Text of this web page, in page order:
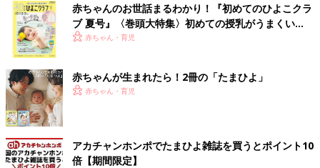
赤ちゃんのお世話まるわかり！『初めてのひよこクラ
ブ 夏号』〈巻頭大特集〉初めての授乳がうまくい
く！ おっぱい・ミルクの基本と夏のトラブル 解決テ
赤ちゃん・育児
赤ちゃんが生まれたら！2冊の「たまひよ」
赤ちゃん・育児
アカチャンホンポでたまひよ雑誌を買うとポイント10
倍【期間限定】